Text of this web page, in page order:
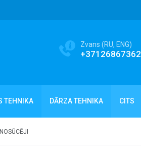
Zvans (RU, ENG)
+37126867362
TEHNIKA DĀRZA TEHNIKA CITS